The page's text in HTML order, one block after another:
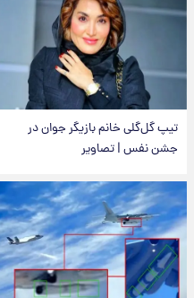
تیپ گل‌گلی خانم بازیگر جوان در
جشن نفس | تصاویر